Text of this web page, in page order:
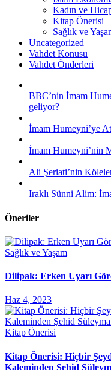
Kadın ve
Kitap Önerisi
Sağlık ve
Uncategorized
Vahdet Konusu
Vahdet Önderleri
BBC’nin İmam
geliyor?
İmam Humeyni’ye
İmam Humeyni’nin
Ali Şeriati’nin
Iraklı Sünni Alim:
Öneriler
Sağlık ve Yaşam
Dilipak: Erken Uyarı
Haz 4, 2023
Kitap Önerisi
Kitap Önerisi: Hiçbir
Kaleminden Şehid